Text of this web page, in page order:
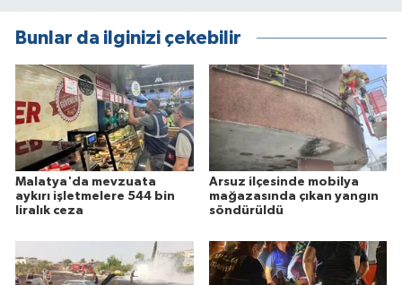
Bunlar da ilginizi çekebilir
Malatya'da mevzuata
aykırı işletmelere 544 bin
liralık ceza
Arsuz ilçesinde mobilya
mağazasında çıkan yangın
söndürüldü